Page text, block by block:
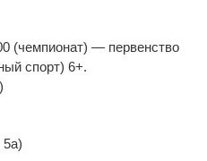
(чемпионат) — первенство
спорт) 6+.
5а)